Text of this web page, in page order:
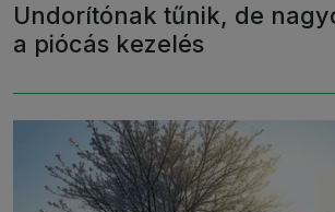
Undorítónak tűnik, de
a piócás kezelés